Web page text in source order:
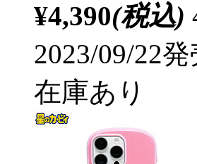
¥4,390(税込)
2023/09/22発
在庫あり